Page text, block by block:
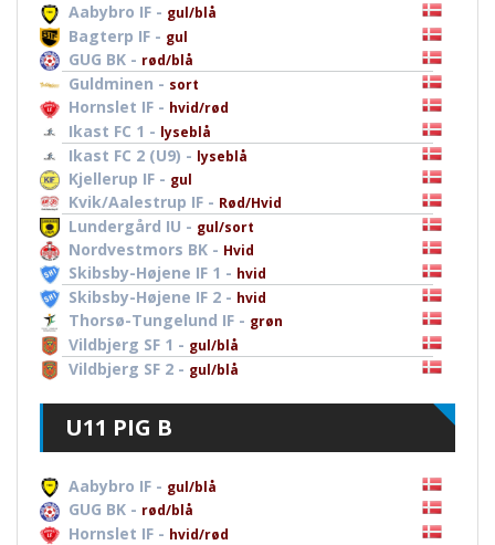
Aabybro IF - gul/blå
Bagterp IF - gul
GUG BK - rød/blå
Guldminen - sort
Hornslet IF - hvid/rød
Ikast FC 1 - lyseblå
Ikast FC 2 (U9) - lyseblå
Kjellerup IF - gul
Kvik/Aalestrup IF - Rød/Hvid
Lundergård IU - gul/sort
Nordvestmors BK - Hvid
Skibsby-Højene IF 1 - hvid
Skibsby-Højene IF 2 - hvid
Thorsø-Tungelund IF - grøn
Vildbjerg SF 1 - gul/blå
Vildbjerg SF 2 - gul/blå
U11 PIG B
Aabybro IF - gul/blå
GUG BK - rød/blå
Hornslet IF - hvid/rød